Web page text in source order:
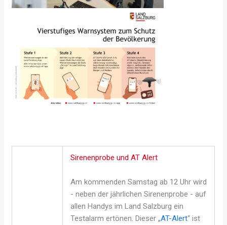
Sirenenprobe und AT Alert
Am kommenden Samstag ab 12 Uhr wird
- neben der jährlichen Sirenenprobe - auf
allen Handys im Land Salzburg ein
Testalarm ertönen. Dieser „AT-Alert“ ist